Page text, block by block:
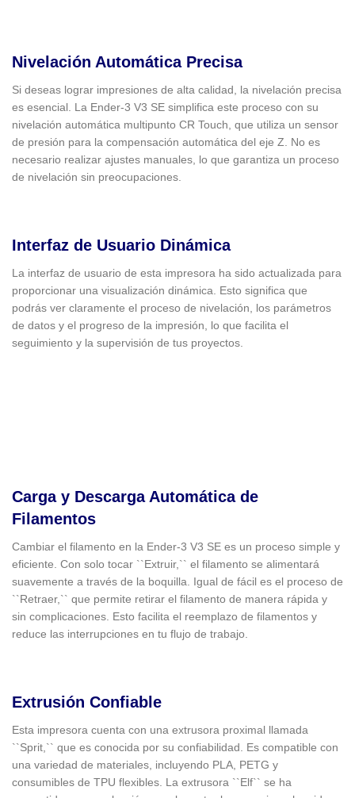
Nivelación Automática Precisa
Si deseas lograr impresiones de alta calidad, la nivelación precisa
es esencial. La Ender-3 V3 SE simplifica este proceso con su
nivelación automática multipunto CR Touch, que utiliza un sensor
de presión para la compensación automática del eje Z. No es
necesario realizar ajustes manuales, lo que garantiza un proceso
de nivelación sin preocupaciones.
Interfaz de Usuario Dinámica
La interfaz de usuario de esta impresora ha sido actualizada para
proporcionar una visualización dinámica. Esto significa que
podrás ver claramente el proceso de nivelación, los parámetros
de datos y el progreso de la impresión, lo que facilita el
seguimiento y la supervisión de tus proyectos.
Carga y Descarga Automática de
Filamentos
Cambiar el filamento en la Ender-3 V3 SE es un proceso simple y
eficiente. Con solo tocar ``Extruir,`` el filamento se alimentará
suavemente a través de la boquilla. Igual de fácil es el proceso de
``Retraer,`` que permite retirar el filamento de manera rápida y
sin complicaciones. Esto facilita el reemplazo de filamentos y
reduce las interrupciones en tu flujo de trabajo.
Extrusión Confiable
Esta impresora cuenta con una extrusora proximal llamada
``Sprit,`` que es conocida por su confiabilidad. Es compatible con
una variedad de materiales, incluyendo PLA, PETG y
consumibles de TPU flexibles. La extrusora ``Elf`` se ha